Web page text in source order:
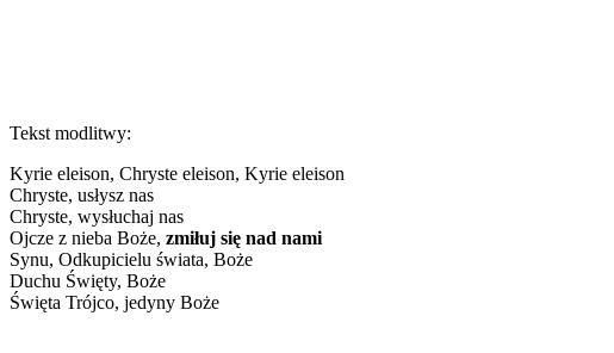
Tekst modlitwy:
Kyrie eleison, Chryste eleison, Kyrie eleison
Chryste, usłysz nas
Chryste, wysłuchaj nas
Ojcze z nieba Boże, zmiłuj się nad nami
Synu, Odkupicielu świata, Boże
Duchu Święty, Boże
Święta Trójco, jedyny Boże